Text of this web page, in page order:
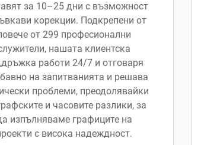
за 10–25 дни с възможност
корекции. Подкрепени от
от 299 професионални
нашата клиентска
работи 24/7 и отговаря
на запитванията и решава
проблеми, преодолявайки
и часовите разлики, за
изпълняваме графиците на
с висока надеждност.